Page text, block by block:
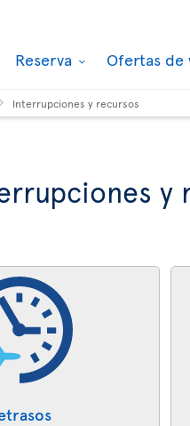
Reserva Ofertas de
Interrupciones y recursos
y